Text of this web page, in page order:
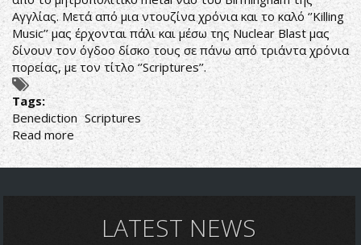
Αγγλίας. Μετά από μια ντουζίνα χρόνια και το καλό ‘’Killing
Music’’ μας έρχονται πάλι και μέσω της Nuclear Blast μας
δίνουν τον όγδοο δίσκο τους σε πάνω από τριάντα χρόνια
πορείας, με τον τίτλο ‘’Scriptures’’.
Tags:
Benediction Scriptures
Read more about
ΕΞΑΙΡΕΤΙΚΟ
BENEDICTION
ΠΟΛΥ
ΚΑΙΡΟLATEST NEWS